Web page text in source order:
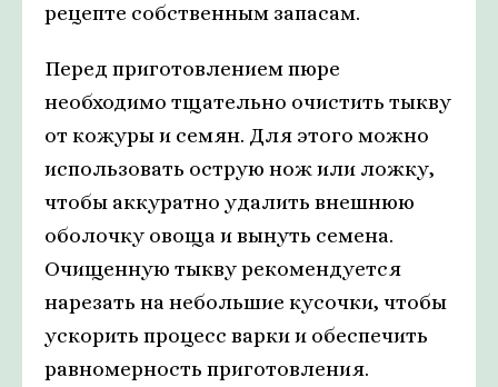
рецепте собственным запасам.
Перед приготовлением пюре
необходимо тщательно очистить тыкву
от кожуры и семян. Для этого можно
использовать острую нож или ложку,
чтобы аккуратно удалить внешнюю
оболочку овоща и вынуть семена.
Очищенную тыкву рекомендуется
нарезать на небольшие кусочки, чтобы
ускорить процесс варки и обеспечить
равномерность приготовления.